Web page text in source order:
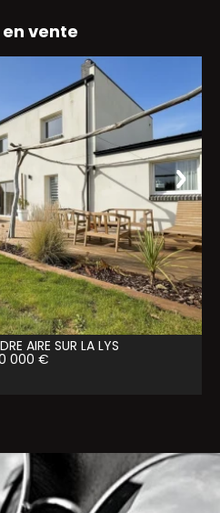
vente
AIRE SUR LA LYS
000 €